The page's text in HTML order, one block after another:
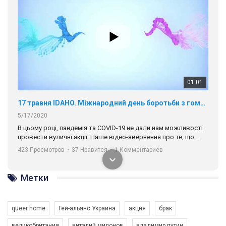
00:58
Зупинимо насильство проти ЛГБТ в Україні! Stop violence against LGBT in Ukraine!
6/30/2017
Емоційний та вражаючий промо-ролік на конкурс PACT, який
представляє програму "Гей-альянс Україна" з протидії
насильству проти ЛГБТ в Україні.
Ми просимо вашої підтримки, щоб реалізувати нашу
програму з боротьби з насильством проти ЛГБТ в Україні.
відео.
Team of Gay Alliance Ukraine participates in a competition for the
1.9K Просмотров 226 Нравится • 5 Комментариев
Метки
queer home Гей-альянс Украина акция брак